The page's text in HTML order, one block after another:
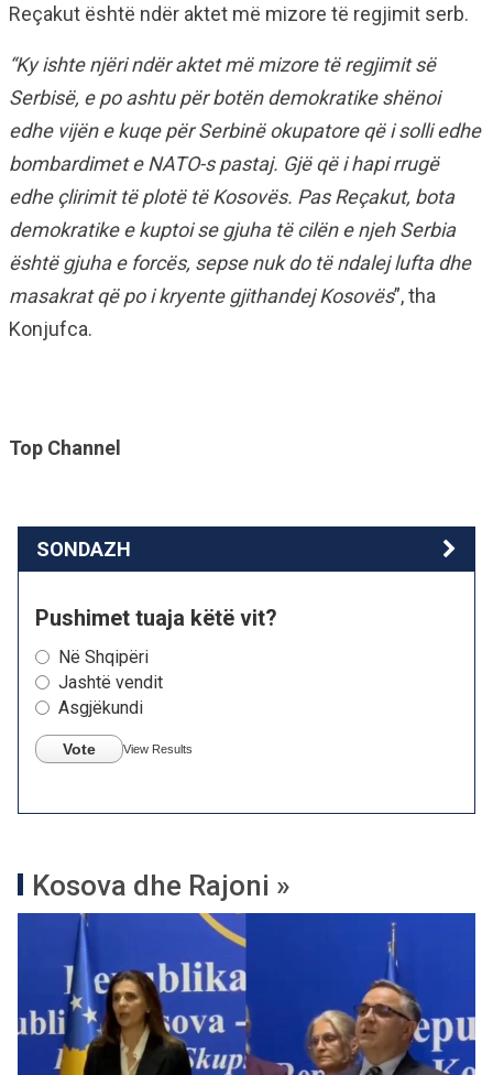
Reçakut është ndër aktet më mizore të regjimit serb.
“Ky ishte njëri ndër aktet më mizore të regjimit së
Serbisë, e po ashtu për botën demokratike shënoi
edhe vijën e kuqe për Serbinë okupatore që i solli edhe
bombardimet e NATO-s pastaj. Gjë që i hapi rrugë
edhe çlirimit të plotë të Kosovës. Pas Reçakut, bota
demokratike e kuptoi se gjuha të cilën e njeh Serbia
është gjuha e forcës, sepse nuk do të ndalej lufta dhe
masakrat që po i kryente gjithandej Kosovës”, tha
Konjufca.
Top Channel
SONDAZH
Pushimet tuaja këtë vit?
Në Shqipëri
Jashtë vendit
Asgjëkundi
Vote View Results
Kosova dhe Rajoni »